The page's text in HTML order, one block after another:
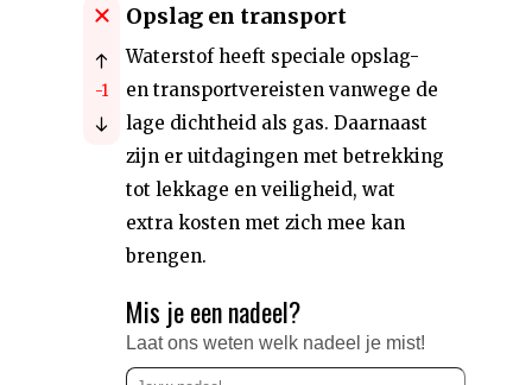
-1
Opslag en transport
Waterstof heeft speciale opslag-
en transportvereisten vanwege de
lage dichtheid als gas. Daarnaast
zijn er uitdagingen met betrekking
tot lekkage en veiligheid, wat
extra kosten met zich mee kan
brengen.
Mis je een nadeel?
Laat ons weten welk nadeel je mist!